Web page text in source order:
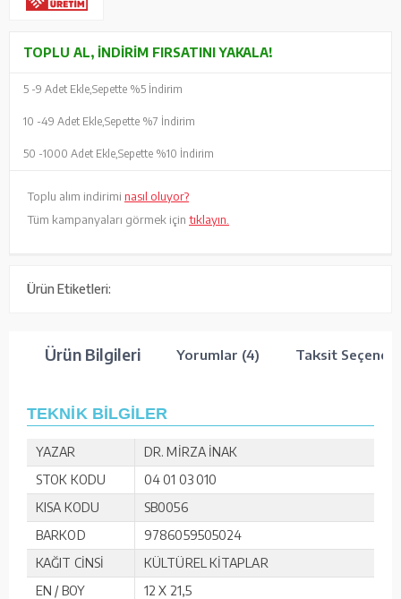
TOPLU AL, İNDIRIM FIRSATINI YAKALA!
5 -9 Adet Ekle, Sepette %5 İndirim
10 -49 Adet Ekle, Sepette %7 İndirim
50 -1000 Adet Ekle, Sepette %10 İndirim
Toplu alım indirimi nasıl oluyor?
Tüm kampanyaları görmek için tıklayın.
Ürün Etiketleri:
Ürün Bilgileri Yorumlar (4) Taksit
TEKNİK BİLGİLER
YAZAR
DR. MİRZA İNAK
STOK KODU
04 01 03 010
KISA KODU
SB0056
BARKOD
9786059505024
KAĞIT CİNSİ
KÜLTÜREL KİTAPLAR
EN / BOY
12 X 21,5